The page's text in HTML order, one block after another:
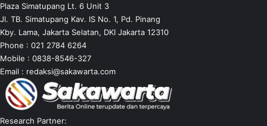
Plaza Simatupang Lt. 6 Unit 3
Jl. TB. Simatupang Kav. IS No. 1, Pd. Pinang
Kby. Lama, Jakarta Selatan, DKI Jakarta 12310
Phone : 021 2784 6264
Mobile : 0838-8546-327
Email : redaksi@sakawarta.com
Research Partner: